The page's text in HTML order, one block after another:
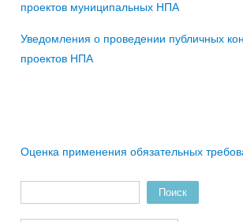
проектов муниципальных НПА
Уведомления о проведении публичных
проектов НПА
Оценка применения обязательных
Поиск